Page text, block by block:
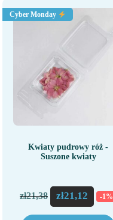
Cyber Monday
Kwiaty pudrowy róż -
Suszone kwiaty
zł21,38 zł21,12 -1%